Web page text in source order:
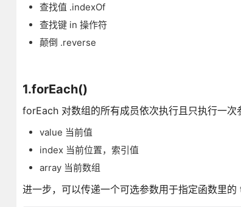
查找值 .indexOf
查找键 in 操作符
颠倒 .reverse
1.forEach()
forEach 对数组的所有成员依次执行且只执行一
value 当前值
index 当前位置，索引值
array 当前数组
进一步，可以传递一个可选参数用于指定函数里的